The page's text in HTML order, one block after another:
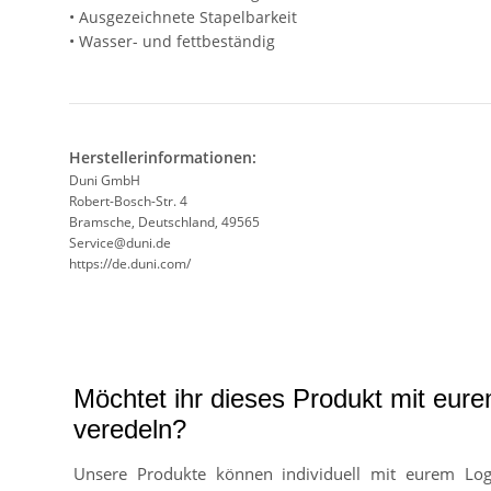
• Ausgezeichnete Stapelbarkeit
• Wasser- und fettbeständig
Herstellerinformationen:
Duni GmbH
Robert-Bosch-Str. 4
Bramsche, Deutschland, 49565
Service@duni.de
https://de.duni.com/
Möchtet ihr dieses Produkt mit
veredeln?
Unsere Produkte können individuell mit eurem